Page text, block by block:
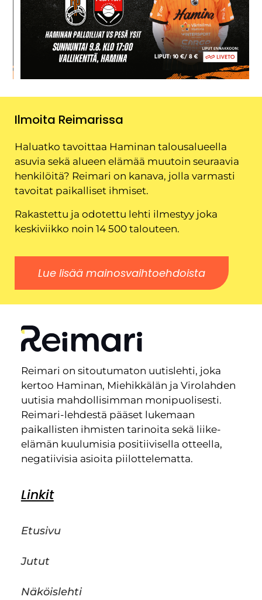
Ilmoita Reimarissa
Haluatko tavoittaa Haminan talousalueella
asuvia sekä alueen elämää muutoin seuraavia
henkilöitä? Reimari on kanava, jolla varmasti
tavoitat paikalliset ihmiset.
Rakastettu ja odotettu lehti ilmestyy joka
keskiviikko noin 14 500 talouteen.
Lue lisää mainosvaihtoehdoista
Reimari on sitoutumaton uutislehti, joka
kertoo Haminan, Miehikkälän ja Virolahden
uutisia mahdollisimman monipuolisesti.
Reimari-lehdestä pääset lukemaan
paikallisten ihmisten tarinoita sekä liike-
elämän kuulumisia positiivisella otteella,
negatiivisia asioita piilottelematta.
Linkit
Etusivu
Jutut
Näköislehti